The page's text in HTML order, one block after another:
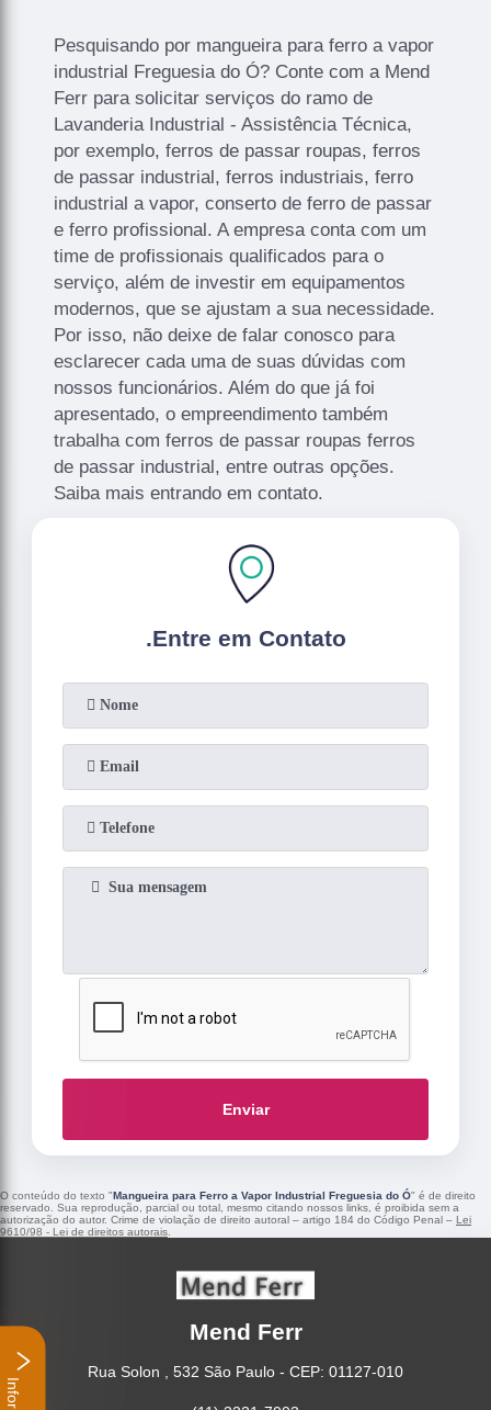
Pesquisando por mangueira para ferro a vapor
industrial Freguesia do Ó? Conte com a Mend
Ferr para solicitar serviços do ramo de
Lavanderia Industrial - Assistência Técnica,
por exemplo, ferros de passar roupas, ferros
de passar industrial, ferros industriais, ferro
industrial a vapor, conserto de ferro de passar
e ferro profissional. A empresa conta com um
time de profissionais qualificados para o
serviço, além de investir em equipamentos
modernos, que se ajustam a sua necessidade.
Por isso, não deixe de falar conosco para
esclarecer cada uma de suas dúvidas com
nossos funcionários. Além do que já foi
apresentado, o empreendimento também
trabalha com ferros de passar roupas ferros
de passar industrial, entre outras opções.
Saiba mais entrando em contato.
.Entre em Contato
Enviar
O conteúdo do texto "Mangueira para Ferro a Vapor Industrial Freguesia do Ó" é de direito
reservado. Sua reprodução, parcial ou total, mesmo citando nossos links, é proibida sem a
autorização do autor. Crime de violação de direito autoral – artigo 184 do Código Penal – Lei
9610/98 - Lei de direitos autorais
Mend Ferr
Rua Solon , 532 São Paulo - CEP: 01127-010